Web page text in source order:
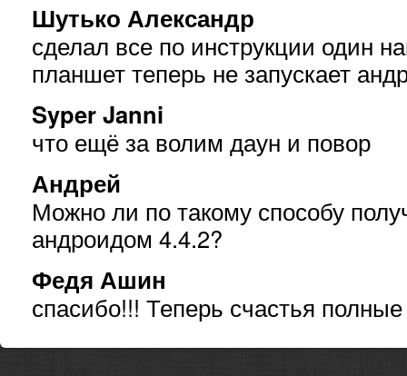
Шутько Александр
сделал все по инструкции один
планшет теперь не запускает
Syper Janni
что ещё за волим даун и повор
Андрей
Можно ли по такому способу
андроидом 4.4.2?
Федя Ашин
спасибо!!! Теперь счастья